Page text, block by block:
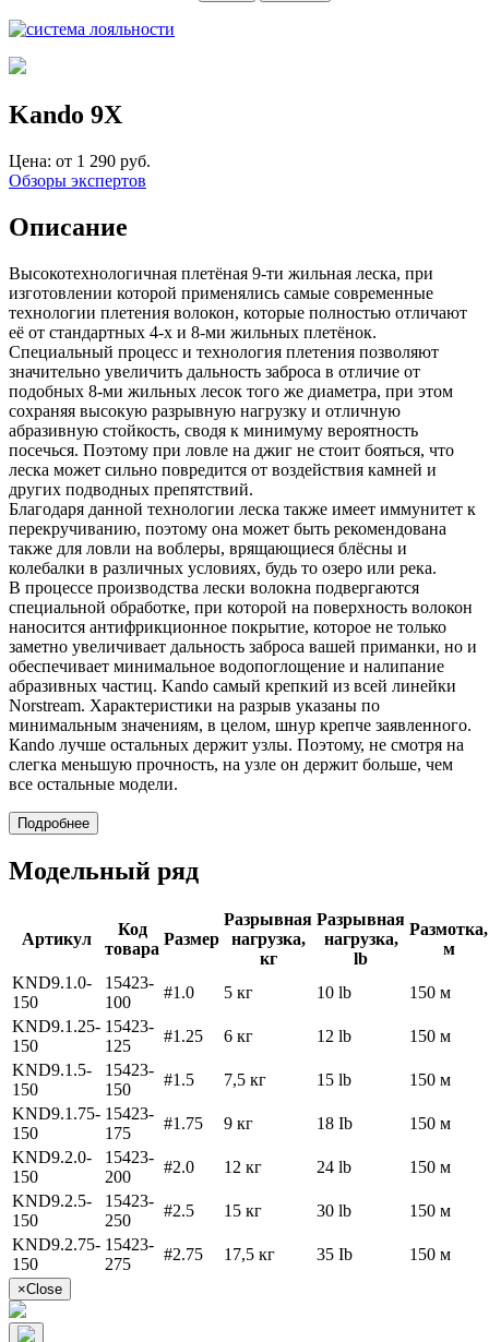
Kando 9X
Цена: от 1 290 руб.
Обзоры экспертов
Описание
Высокотехнологичная плетёная 9-ти жильная леска, при
изготовлении которой применялись самые современные
технологии плетения волокон, которые полностью отличают
её от стандартных 4-х и 8-ми жильных плетёнок.
Специальный процесс и технология плетения позволяют
значительно увеличить дальность заброса в отличие от
подобных 8-ми жильных лесок того же диаметра, при этом
сохраняя высокую разрывную нагрузку и отличную
абразивную стойкость, сводя к минимуму вероятность
посечься. Поэтому при ловле на джиг не стоит бояться, что
леска может сильно повредится от воздействия камней и
других подводных препятствий.
Благодаря данной технологии леска также имеет иммунитет к
перекручиванию, поэтому она может быть рекомендована
также для ловли на воблеры, врящающиеся блёсны и
колебалки в различных условиях, будь то озеро или река.
В процессе производства лески волокна подвергаются
специальной обработке, при которой на поверхность волокон
наносится антифрикционное покрытие, которое не только
заметно увеличивает дальность заброса вашей приманки, но и
обеспечивает минимальное водопоглощение и налипание
абразивных частиц. Kando самый крепкий из всей линейки
Norstream. Характеристики на разрыв указаны по
минимальным значениям, в целом, шнур крепче заявленного.
Кando лучше остальных держит узлы. Поэтому, не смотря на
слегка меньшую прочность, на узле он держит больше, чем
все остальные модели.
Подробнее
Модельный ряд
Артикул
Код
товара
Размер
Разрывная
нагрузка,
кг
Разрывная
нагрузка,
lb
Размотка,
м
KND9.1.0-
150
15423-
100
#1.0 5 кг 10 lb
150 м
KND9.1.25-
150
15423-
125
#1.25 6 кг 12 lb
150 м
KND9.1.5-
150
15423-
150
#1.5 7,5 кг 15 lb
150 м
KND9.1.75-
150
15423-
175
#1.75 9 кг 18 Ib
150 м
KND9.2.0-
150
15423-
200
#2.0 12 кг 24 lb
150 м
KND9.2.5-
150
15423-
250
#2.5 15 кг 30 lb
150 м
KND9.2.75-
150
15423-
275
#2.75 17,5 кг 35 Ib 150 м
×Close